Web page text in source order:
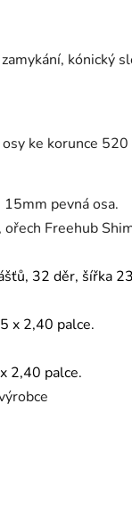
kónický
ke korunce 520
pevná osa.
Freehub
32 děr, šířka
x 2,40 palce.
2,40 palce.